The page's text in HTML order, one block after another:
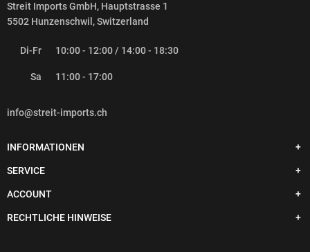
Streit Imports GmbH, Hauptstrasse 1
5502 Hunzenschwil, Switzerland
Di-Fr 10:00 - 12:00 / 14:00 - 18:30
Sa 11:00 - 17:00
info@streit-imports.ch
INFORMATIONEN
SERVICE
ACCOUNT
RECHTLICHE HINWEISE